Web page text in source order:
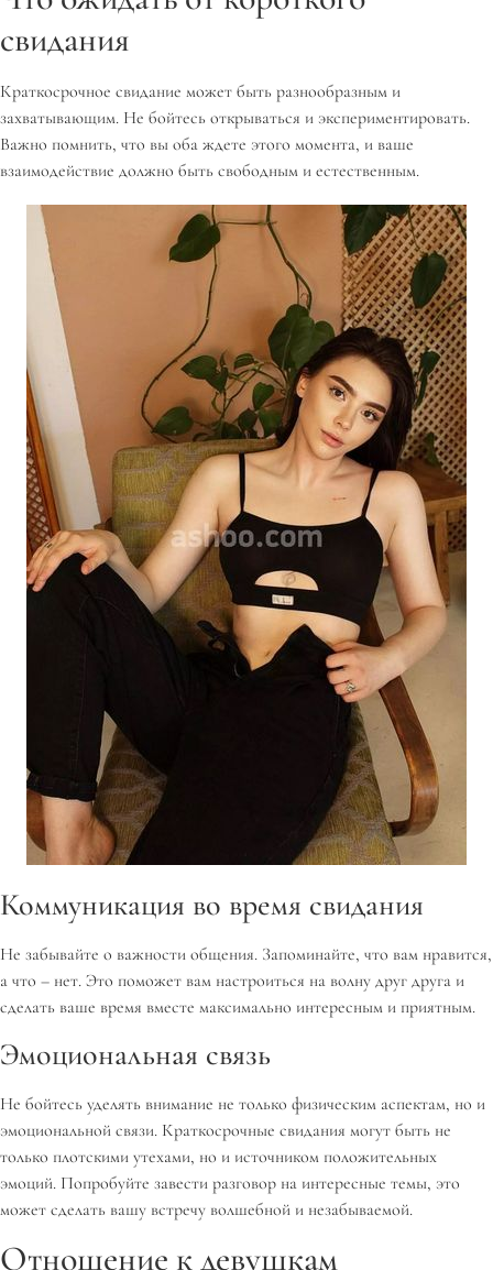
свидания
Краткосрочное свидание может быть разнообразным и
захватывающим. Не бойтесь открываться и экспериментировать.
Важно помнить, что вы оба ждете этого момента, и ваше
взаимодействие должно быть свободным и естественным.
Коммуникация во время свидания
Не забывайте о важности общения. Запоминайте, что вам нравится,
а что – нет. Это поможет вам настроиться на волну друг друга и
сделать ваше время вместе максимально интересным и приятным.
Эмоциональная связь
Не бойтесь уделять внимание не только физическим аспектам, но и
эмоциональной связи. Краткосрочные свидания могут быть не
только плотскими утехами, но и источником положительных
эмоций. Попробуйте завести разговор на интересные темы, это
может сделать вашу встречу волшебной и незабываемой.
Отношение к девушкам